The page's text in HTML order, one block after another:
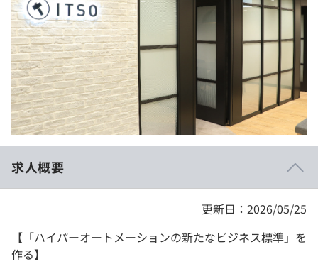
就活成功ガイド
プラン
個人向けプラン
法人向けプラン
学校向けプラン
契約内容・クーポン
note
求人概要
更新日：2026/05/25
【「ハイパーオートメーションの新たなビジネス標準」を
作る】